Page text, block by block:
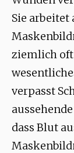
Sie arbeitet
ziemlich
verpasst
dass Blut